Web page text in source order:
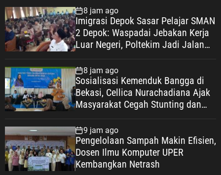
8 jam ago
Imigrasi Depok Sasar Pelajar SMAN
2 Depok: Waspadai Jebakan Kerja
Luar Negeri, Poltekim Jadi Jalan
8 jam ago
Sosialisasi Kemenduk Bangga di
Bekasi, Cellica Nurachadiana Ajak
Masyarakat Cegah Stunting dan
9 jam ago
Pengelolaan Sampah Makin Efisien,
Dosen Ilmu Komputer UPER
Kembangkan Netrash